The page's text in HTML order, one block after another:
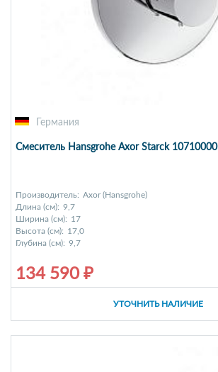
Германия
Смеситель Hansgrohe Axor Starck 10710000
Производитель: Axor (Hansgrohe)
Длина (см): 9,7
Ширина (см): 17
Высота (см): 17,0
Глубина (см): 9,7
134 590 ₽
УТОЧНИТЬ НАЛИЧИЕ